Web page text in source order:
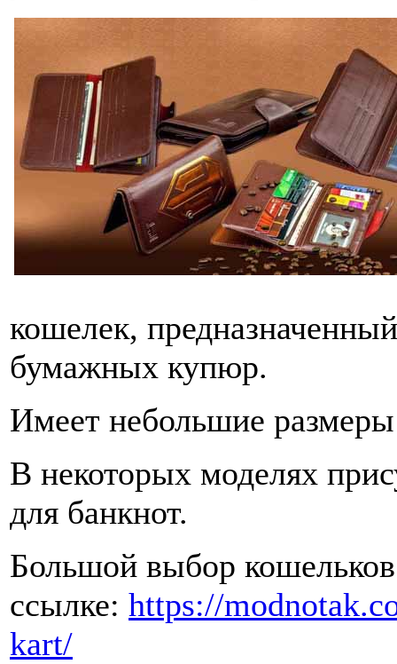
кошелек,
бумажных купюр.
Имеет небольшие
В некоторых моделях
для банкнот.
Большой выбор кошельков
ссылке: https://
kart/